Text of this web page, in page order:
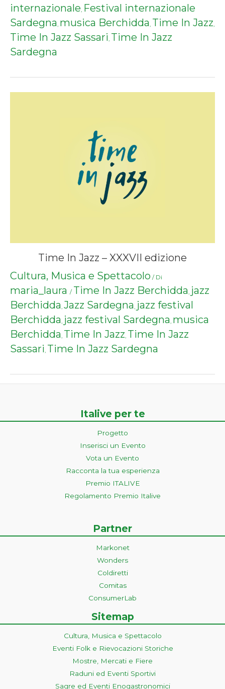
internazionale, Festival internazionale
Sardegna, musica Berchidda, Time In Jazz,
Time In Jazz Sassari, Time In Jazz
Sardegna
Time In Jazz – XXXVII edizione
Cultura, Musica e Spettacolo / Di
maria_laura / Time In Jazz Berchidda, jazz
Berchidda, Jazz Sardegna, jazz festival
Berchidda, jazz festival Sardegna, musica
Berchidda, Time In Jazz, Time In Jazz
Sassari, Time In Jazz Sardegna
Italive per te
Progetto
Inserisci un Evento
Vota un Evento
Racconta la tua esperienza
Premio ITALIVE
Regolamento Premio Italive
Partner
Markonet
Wonders
Coldiretti
Comitas
ConsumerLab
Sitemap
Cultura, Musica e Spettacolo
Eventi Folk e Rievocazioni Storiche
Mostre, Mercati e Fiere
Raduni ed Eventi Sportivi
Sagre ed Eventi Enogastronomici